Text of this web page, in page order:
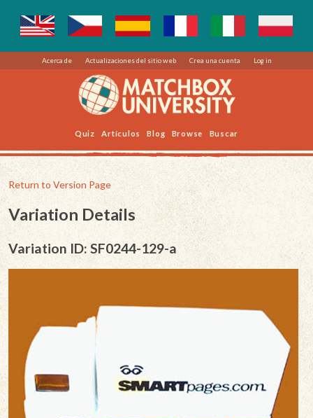
Acerca de Actualizaciones del sitio web Crea una cuenta Log in
Quiz Artículos Blog Browse Buscar
Return to Version Page
Variation Details
Variation ID: SF0244-129-a